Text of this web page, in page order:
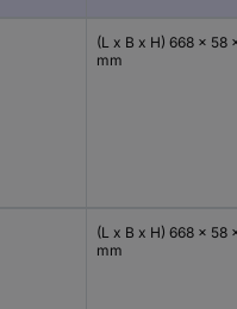
(L x B x H) 668 x 58
mm
(L x B x H) 668 x 58
mm